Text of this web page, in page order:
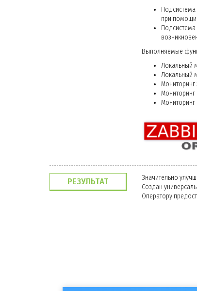
при помощи
Выполняемые
Локальный
Локальный
Мониторинг
Мониторинг
РЕЗУЛЬТАТ
Значительно
Создан
Оператору